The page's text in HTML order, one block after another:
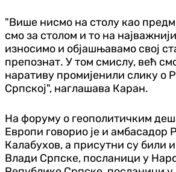
"Више нисмо на столу као
смо за столом и то на
износимо и објашњавамо свој
препознат. У том смислу, већ
наративу промијенили слику о
Српској", наглашава Каран.
На форуму о геополитичким
Европи говорио је и амбасадор
Калабухов, а присутни су били
Влади Српске, посланици у